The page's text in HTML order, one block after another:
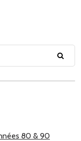
80 & 90